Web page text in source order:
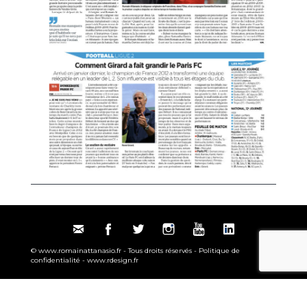
© www.romainattanasio.fr - Tous droits réservés - Politique de
confidentialité - www.rdesign.fr